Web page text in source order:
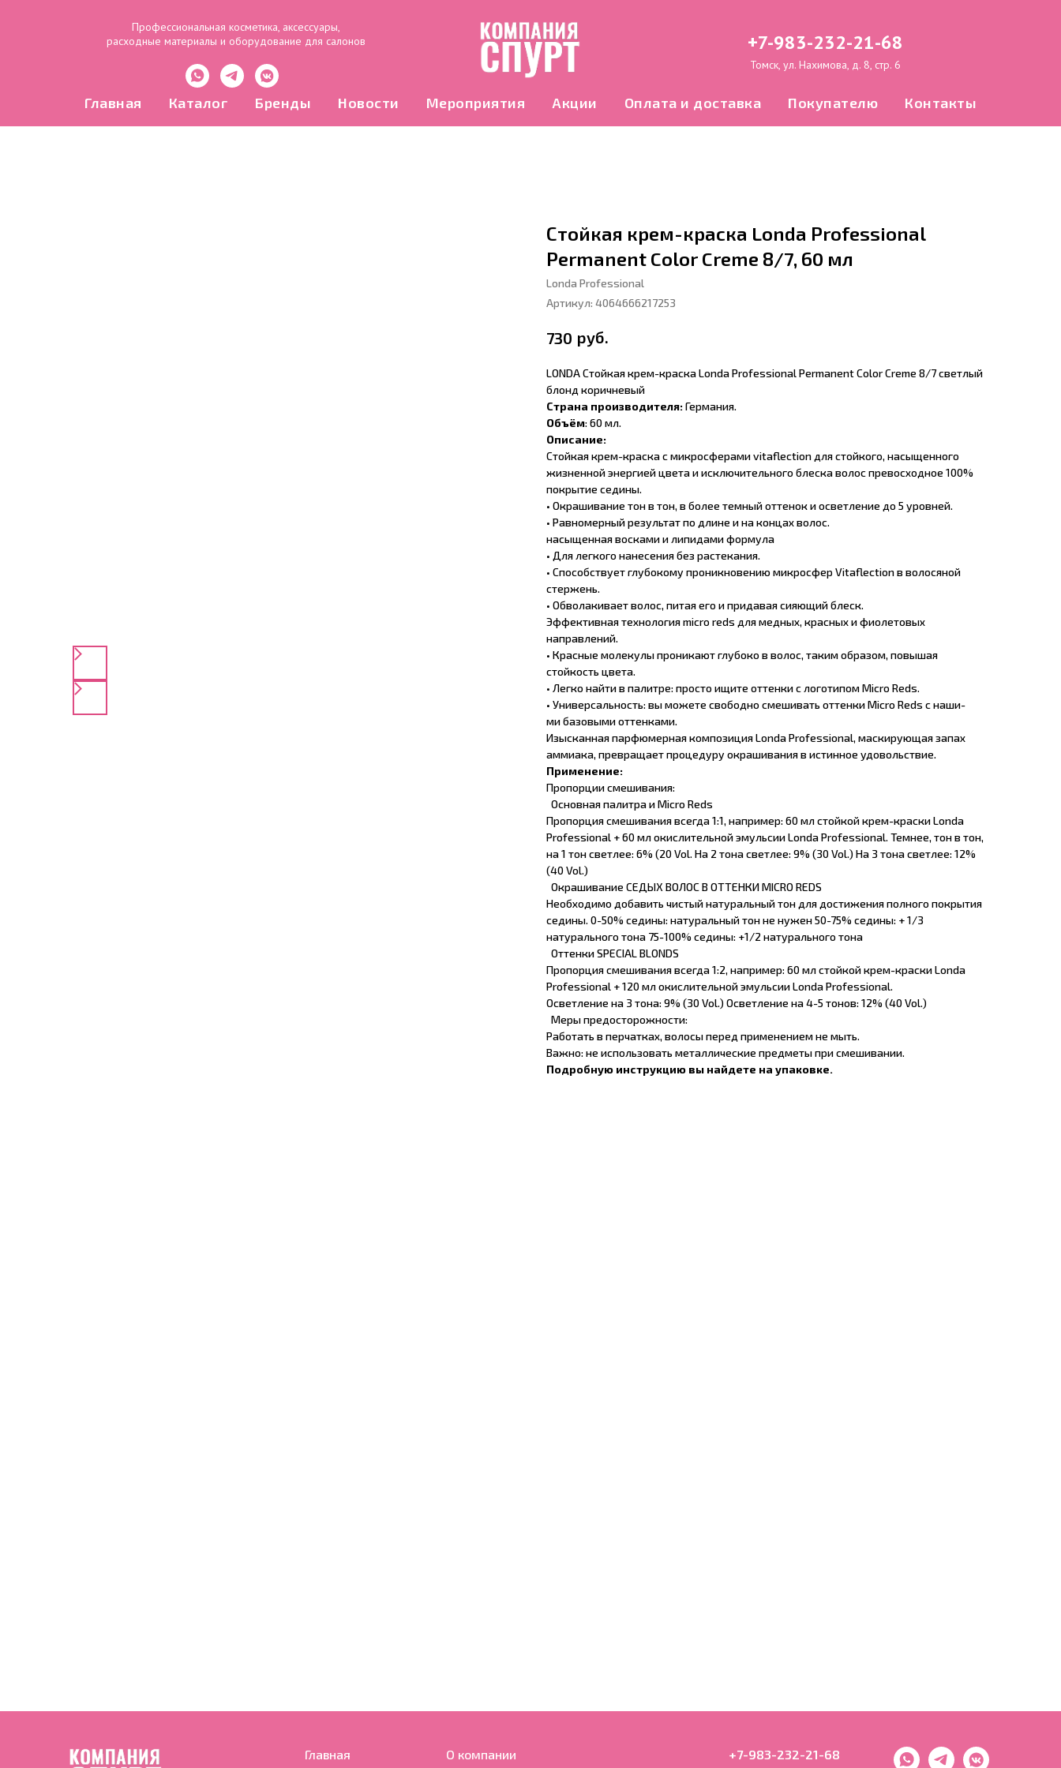
Профессиональная косметика, аксессуары,
расходные материалы и оборудование для салонов
+7-983-232-21-68
Томск, ул. Нахимова, д. 8, стр. 6
Главная Каталог Бренды Новости Мероприятия Акции Оплата и доставка Покупателю Контакты
Стойкая крем-краска Londa Professional
Permanent Color Creme 8/7, 60 мл
Londa Professional
Артикул: 4064666217253
730 руб.
LONDA Стойкая крем-краска Londa Professional Permanent Color Creme 8/7 светлый
блонд коричневый
Страна производителя:Германия.
Объём: 60 мл.
Описание:
Стойкая крем-краска с микросферами vitaflection для стойкого, насыщенного
жизненной энергией цвета и исключительного блеска волос превосходное 100%
покрытие седины.
• Окрашивание тон в тон, в более темный оттенок и осветление до 5 уровней.
• Равномерный результат по длине и на концах волос.
насыщенная восками и липидами формула
• Для легкого нанесения без растекания.
• Способствует глубокому проникновению микросфер Vitaflection в волосяной
стержень.
• Обволакивает волос, питая его и придавая сияющий блеск.
Эффективная технология micro reds для медных, красных и фиолетовых
направлений.
• Красные молекулы проникают глубоко в волос, таким образом, повышая
стойкость цвета.
• Легко найти в палитре: просто ищите оттенки с логотипом Micro Reds.
• Универсальность: вы можете свободно смешивать оттенки Micro Reds с наши-
ми базовыми оттенками.
Изысканная парфюмерная композиция Londa Professional, маскирующая запах
аммиака, превращает процедуру окрашивания в истинное удовольствие.
Применение:
Пропорции смешивания:
Основная палитра и Micro Reds
Пропорция смешивания всегда 1:1, например: 60 мл стойкой крем-краски Londa
Professional + 60 мл окислительной эмульсии Londa Professional. Темнее, тон в тон,
на 1 тон светлее: 6% (20 Vol. На 2 тона светлее: 9% (30 Vol.) На 3 тона светлее: 12%
(40 Vol.)
Окрашивание СЕДЫХ ВОЛОС В ОТТЕНКИ MICRO REDS
Необходимо добавить чистый натуральный тон для достижения полного покрытия
седины. 0-50% седины: натуральный тон не нужен 50-75% седины: + 1/3
натурального тона 75-100% седины: +1/2 натурального тона
Оттенки SPECIAL BLONDS
Пропорция смешивания всегда 1:2, например: 60 мл стойкой крем-краски Londa
Professional + 120 мл окислительной эмульсии Londa Professional.
Осветление на 3 тона: 9% (30 Vol.) Осветление на 4-5 тонов: 12% (40 Vol.)
Меры предосторожности:
Работать в перчатках, волосы перед применением не мыть.
Важно: не использовать металлические предметы при смешивании.
Подробную инструкцию вы найдете на упаковке.
Главная О компании +7-983-232-21-68